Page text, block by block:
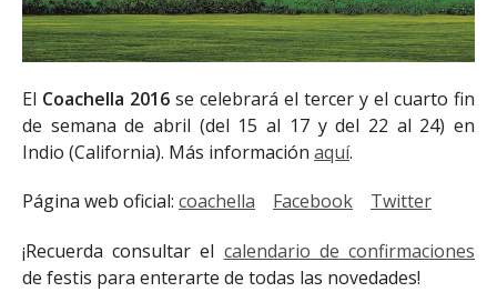
El Coachella 2016 se celebrará el tercer y el cuarto fin
de semana de abril (del 15 al 17 y del 22 al 24) en
Indio (California). Más información aquí.
Página web oficial: coachella Facebook Twitter
¡Recuerda consultar el calendario de confirmaciones
de festis para enterarte de todas las novedades!